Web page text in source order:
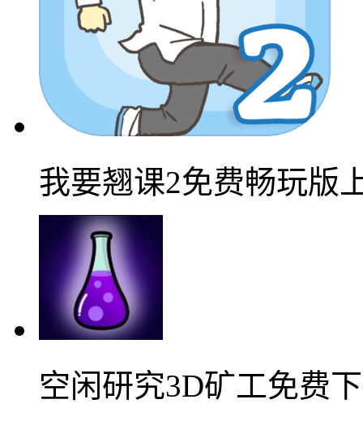
我要翘课2免费畅玩版
空闲研究3D矿工免费